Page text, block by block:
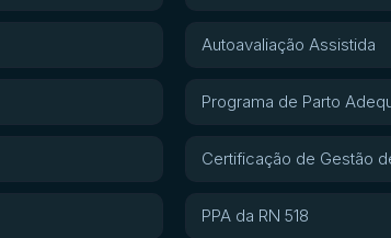
Autoavaliação Assistida
Programa de Parto
Certificação de Gestão
PPA da RN 518